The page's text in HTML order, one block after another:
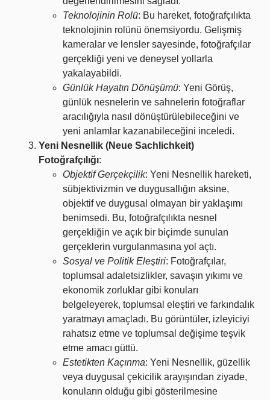
Teknolojinin Rolü: Bu hareket, fotoğrafçılıkta
teknolojinin rolünü önemsiyordu. Gelişmiş
kameralar ve lensler sayesinde, fotoğrafçılar
gerçekliği yeni ve deneysel yollarla
yakalayabildi.
Günlük Hayatın Dönüşümü: Yeni Görüş,
günlük nesnelerin ve sahnelerin fotoğraflar
aracılığıyla nasıl dönüştürülebileceğini ve
yeni anlamlar kazanabileceğini inceledi.
Yeni Nesnellik (Neue Sachlichkeit)
Fotoğrafçılığı:
Objektif Gerçekçilik: Yeni Nesnellik hareketi,
sübjektivizmin ve duygusallığın aksine,
objektif ve duygusal olmayan bir yaklaşımı
benimsedi. Bu, fotoğrafçılıkta nesnel
gerçekliğin ve açık bir biçimde sunulan
gerçeklerin vurgulanmasına yol açtı.
Sosyal ve Politik Eleştiri: Fotoğrafçılar,
toplumsal adaletsizlikler, savaşın yıkımı ve
ekonomik zorluklar gibi konuları
belgeleyerek, toplumsal eleştiri ve farkındalık
yaratmayı amaçladı. Bu görüntüler, izleyiciyi
rahatsız etme ve toplumsal değişime teşvik
etme amacı güttü.
Estetikten Kaçınma: Yeni Nesnellik, güzellik
veya duygusal çekicilik arayışından ziyade,
konuların olduğu gibi gösterilmesine